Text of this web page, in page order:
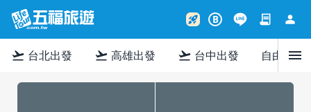
rocket_launch B contract person
flight_takeoff 台北出發 flight_takeoff 高雄出發 flight_takeoff 台中出發 自由行menu